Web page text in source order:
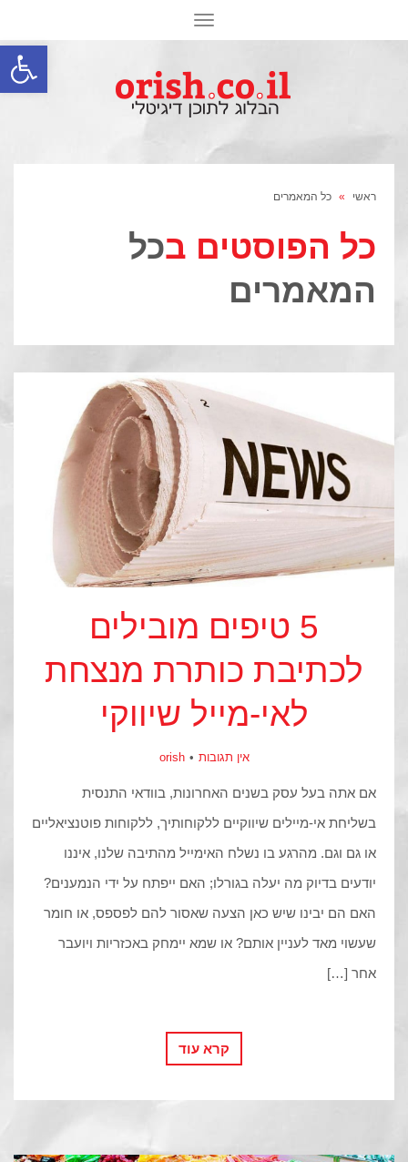
פתח
תפריט
ראשי » כל המאמרים
כל הפוסטים בכל
המאמרים
5 טיפים מובילים
לכתיבת כותרת מנצחת
לאי-מייל שיווקי
אין תגובות orish
אם אתה בעל עסק בשנים האחרונות, בוודאי התנסית
בשליחת אי-מיילים שיווקיים ללקוחותיך, ללקוחות פוטנציאליים
או גם וגם. מהרגע בו נשלח האימייל מהתיבה שלנו, איננו
יודעים בדיוק מה יעלה בגורלו; האם ייפתח על ידי הנמענים?
האם הם יבינו שיש כאן הצעה שאסור להם לפספס, או חומר
שעשוי מאד לעניין אותם? או שמא יימחק באכזריות ויועבר
אחר […]
קרא עוד